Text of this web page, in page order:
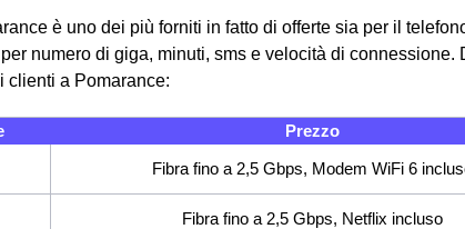
è uno dei più forniti in fatto di offerte sia per il
numero di giga, minuti, sms e velocità di connessione.
clienti a Pomarance:
Prezzo
Fibra fino a 2,5 Gbps, Modem WiFi 6
Fibra fino a 2,5 Gbps, Netflix incluso